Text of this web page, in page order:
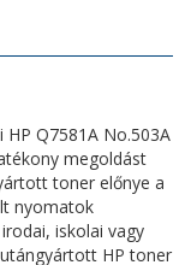
Q7581A No.503A
megoldást
toner előnye a
nyomatok
iskolai vagy
HP toner